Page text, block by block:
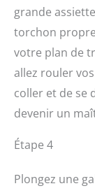
grande
torchon
votre plan de
allez rouler
coller et de se
devenir un
Étape 4
Plongez une